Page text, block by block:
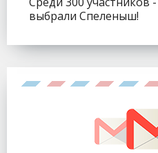
выбрали Спеленыш!